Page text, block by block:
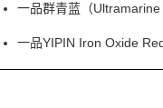
一品群青蓝（
一品YIPIN Iron Oxide